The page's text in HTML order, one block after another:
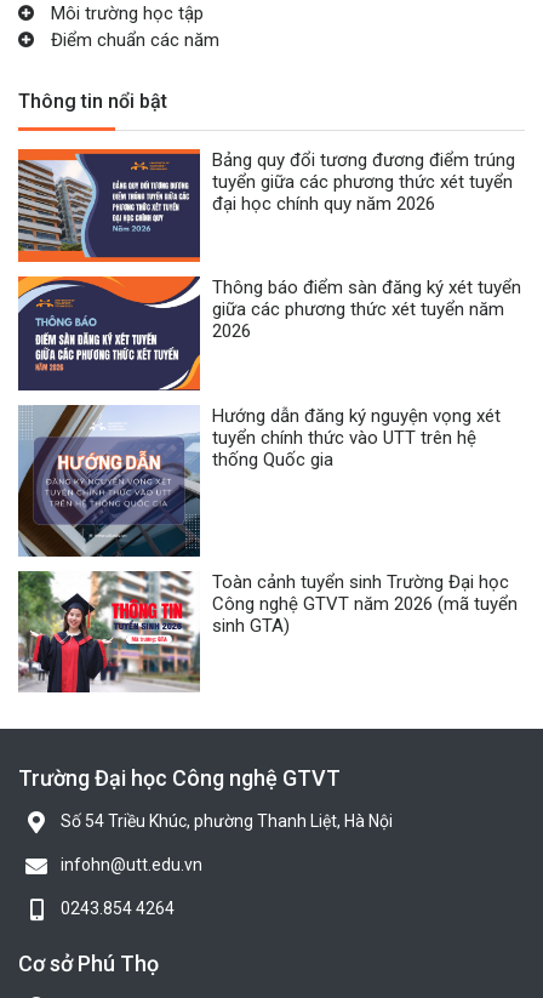
Môi trường học tập
Điểm chuẩn các năm
Thông tin nổi bật
Bảng quy đổi tương đương điểm trúng
tuyển giữa các phương thức xét tuyển
đại học chính quy năm 2026
Thông báo điểm sàn đăng ký xét tuyển
giữa các phương thức xét tuyển năm
2026
Hướng dẫn đăng ký nguyện vọng xét
tuyển chính thức vào UTT trên hệ
thống Quốc gia
Toàn cảnh tuyển sinh Trường Đại học
Công nghệ GTVT năm 2026 (mã tuyển
sinh GTA)
Trường Đại học Công nghệ GTVT
Số 54 Triều Khúc, phường Thanh Liệt, Hà Nội
infohn@utt.edu.vn
0243.854 4264
Cơ sở Phú Thọ